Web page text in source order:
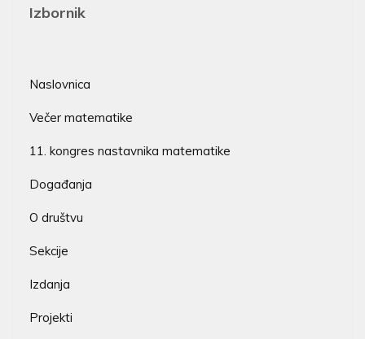
Izbornik
Naslovnica
Večer matematike
11. kongres nastavnika matematike
Događanja
O društvu
Sekcije
Izdanja
Projekti